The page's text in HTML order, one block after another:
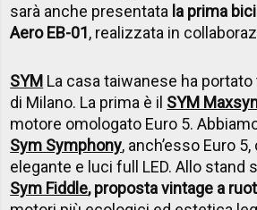
sarà anche presentata la prima
Aero EB-01, realizzata in
SYM La casa taiwanese ha
di Milano. La prima è il SYM
motore omologato Euro 5.
Sym Symphony, anch’esso Euro
elegante e luci full LED. Allo stand
Sym Fiddle, proposta vintage a